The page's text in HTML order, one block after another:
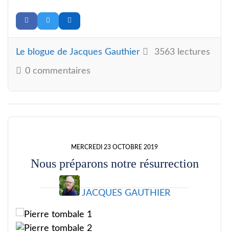
Le blogue de Jacques Gauthier 3563 lectures
0 commentaires
MERCREDI 23 OCTOBRE 2019
Nous préparons notre résurrection
JACQUES GAUTHIER